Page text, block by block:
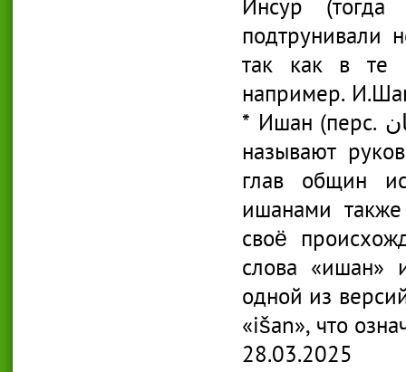
Инсур
подтрунивали
так как в те
например.
* Ишан (перс. ایشان‎ [Ishān], чагат. — išаn) — титул, которым
называют
глав общин
ишанами
своё
слова «ишан»
одной из
«išаn», что
28.03.2025